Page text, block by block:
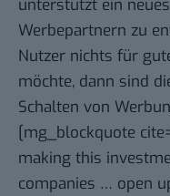
unterstützt ein
Werbepartnern zu
Nutzer nichts für
möchte, dann sind
Schalten von
[mg_blockquote
making this
companies … open